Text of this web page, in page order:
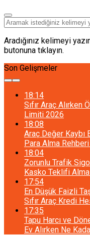
Aradığınız kelimeyi
butonuna tıklayın.
Son Gelişmeler
18:14
Sıfır Araç Alırken
Limiti 2026
18:08
Araç Değer Kaybı
Para Alma
18:04
Zorunlu Trafik
Kasko Teklifi
17:54
En Düşük Faizli
Sıfır Araç Kredi
17:35
Tapu Harcı ve
Ev Alırken Ne